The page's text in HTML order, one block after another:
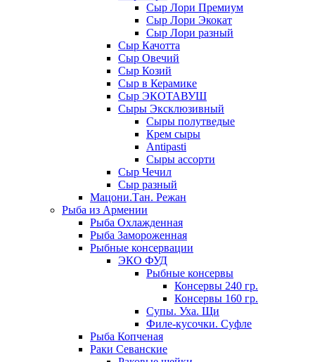
Сыр Лори Премиум
Сыр Лори Экокат
Сыр Лори разный
Сыр Качотта
Сыр Овечий
Сыр Козий
Сыр в Керамике
Сыр ЭКОТАВУШ
Сыры Эксклюзивный
Сыры полутведые
Крем сыры
Antipasti
Сыры ассорти
Сыр Чечил
Сыр разный
Мацони.Тан. Режан
Рыба из Армении
Рыба Охлажденная
Рыба Замороженная
Рыбные консервации
ЭКО ФУД
Рыбные консервы
Консервы 240 гр.
Консервы 160 гр.
Супы. Уха. Щи
Филе-кусочки. Суфле
Рыба Копченая
Раки Севанские